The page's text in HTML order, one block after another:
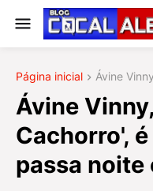
Página inicial Ávine Vinny
Ávine
Cachorro',
passa noite